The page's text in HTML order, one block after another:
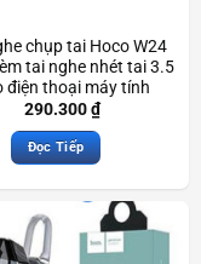
chụp tai Hoco W24
tai nghe nhét tai 3.5
điện thoại máy tính
Scd3459
290.300₫
Đọc Tiếp